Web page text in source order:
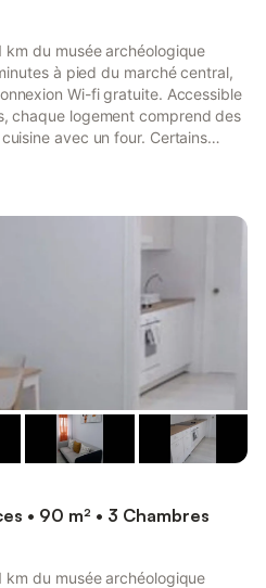
km du musée archéologique
à pied du marché central,
Wi-fi gratuite. Accessible
chaque logement comprend des
avec un four. Certains
Bari se trouve à 1,5 km de
causez des dommages à la
vous devrez peut-...
• 90 m² • 3 Chambres
km du musée archéologique